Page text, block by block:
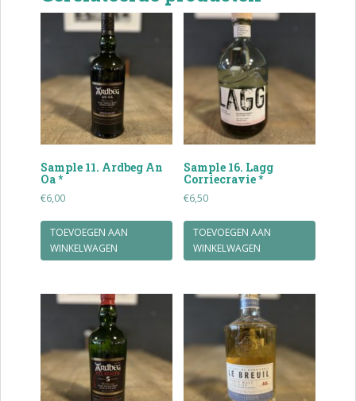
Sample 11. Ardbeg An
Oa *
€6,00
TOEVOEGEN AAN
WINKELWAGEN
Sample 16. Lagg
Corriecravie *
€6,50
TOEVOEGEN AAN
WINKELWAGEN